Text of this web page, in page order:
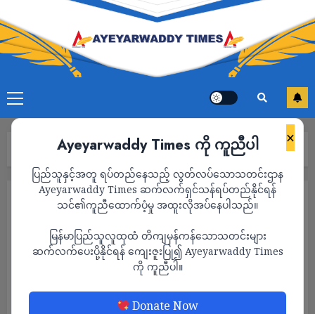
×
Ayeyarwaddy Times ကို ကူညီပါ
ပြည်သူနှင့်အတူ ရပ်တည်နေသည့် လွတ်လပ်သောသတင်းဌာန
Ayeyarwaddy Times ဆက်လက်ရှင်သန်ရပ်တည်နိုင်ရန်
သင်၏ကူညီထောက်ပံ့မှု အထူးလိုအပ်နေပါသည်။
မြန်မာပြည်သူလူထုထံ တိကျမှန်ကန်သောသတင်းများ
ဆက်လက်ပေးပို့နိုင်ရန် ကျေးဇူးပြု၍ Ayeyarwaddy Times
ကို ကူညီပါ။
Donate Now
နိုင်ငံရေး Page 4
နိုင်ငံရေး